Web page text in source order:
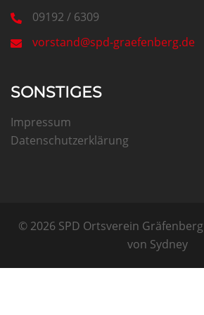
09192 / 6309
vorstand@spd-graefenberg.de
SONSTIGES
Impressum
Datenschutzerklärung
© 2026 SPD Ortsverein
von Sydney